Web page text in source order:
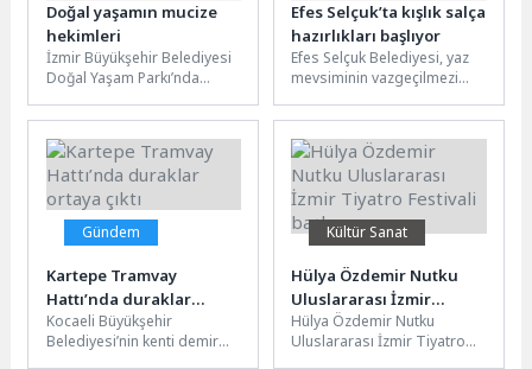
Doğal yaşamın mucize
hekimleri
İzmir Büyükşehir Belediyesi
Doğal Yaşam Parkı’nda
ceylanın nefes almadığını
fark eden veteriner...
Efes Selçuk’ta kışlık salça
hazırlıkları başlıyor
Efes Selçuk Belediyesi, yaz
mevsiminin vazgeçilmezi
kolaylaştırıyor. Efes
Selçuk'ta...
Gündem
Kartepe Tramvay
Hattı’nda duraklar
ortaya çıktı
Kocaeli Büyükşehir
Belediyesi’nin kenti demir
Kültür Sanat
Hülya Özdemir Nutku
Uluslararası İzmir
Tiyatro Festivali başlıyor
Hülya Özdemir Nutku
Uluslararası İzmir Tiyatro